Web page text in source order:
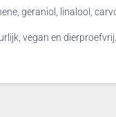
geraniol, linalool,
vegan en dierproefvrij.